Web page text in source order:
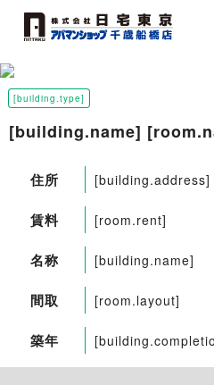
[building.type]
[building.name]
住所 [building.address]
賃料 [room.rent]
名称 [building.name]
間取 [room.layout]
築年